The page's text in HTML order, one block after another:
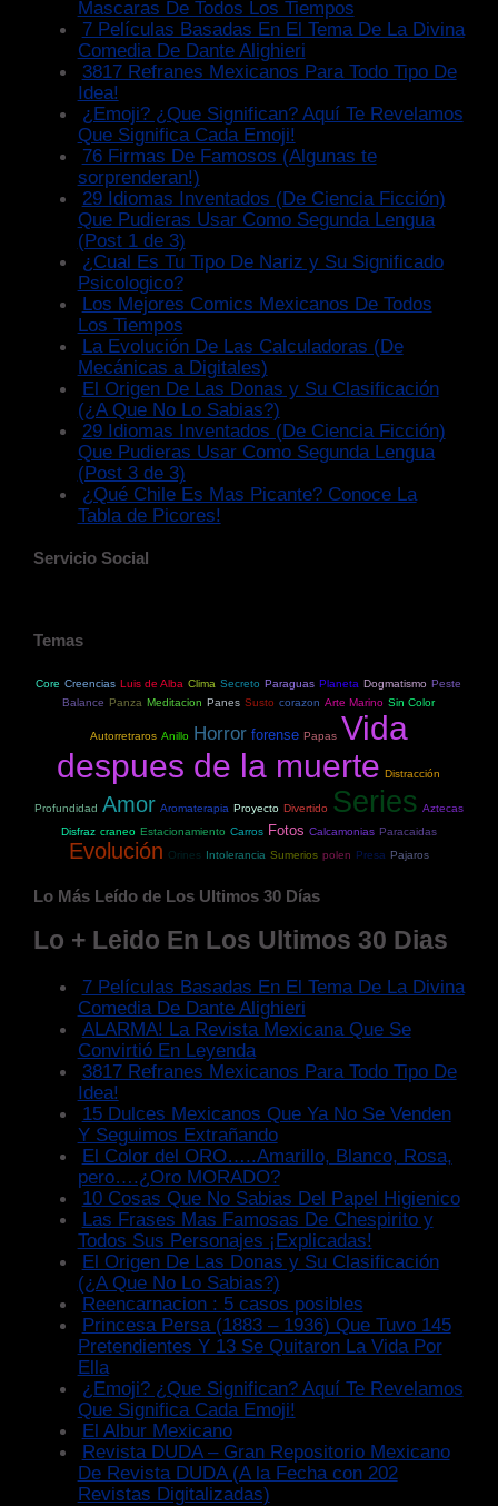
Mascaras De Todos Los Tiempos
7 Películas Basadas En El Tema De La Divina
Comedia De Dante Alighieri
3817 Refranes Mexicanos Para Todo Tipo De
Idea!
¿Emoji? ¿Que Significan? Aquí Te Revelamos
Que Significa Cada Emoji!
76 Firmas De Famosos (Algunas te
sorprenderan!)
29 Idiomas Inventados (De Ciencia Ficción)
Que Pudieras Usar Como Segunda Lengua
(Post 1 de 3)
¿Cual Es Tu Tipo De Nariz y Su Significado
Psicologico?
Los Mejores Comics Mexicanos De Todos
Los Tiempos
La Evolución De Las Calculadoras (De
Mecánicas a Digitales)
El Origen De Las Donas y Su Clasificación
(¿A Que No Lo Sabias?)
29 Idiomas Inventados (De Ciencia Ficción)
Que Pudieras Usar Como Segunda Lengua
(Post 3 de 3)
¿Qué Chile Es Mas Picante? Conoce La
Tabla de Picores!
Servicio Social
Temas
Core Creencias Luis de Alba Clima Secreto Paraguas Planeta Dogmatismo Peste
Balance Panza Meditacion Panes Susto corazon Arte Marino Sin Color
Autorretraros Anillo Horror forense Papas Vida
despues de la muerte Distracción
Profundidad Amor Aromaterapia Proyecto Divertido Series Aztecas
Disfraz craneo Estacionamiento Carros Fotos Calcamonias Paracaidas
Evolución Orines Intolerancia Sumerios polen Presa Pajaros
Lo Más Leído de Los Ultimos 30 Días
Lo + Leido En Los Ultimos 30 Dias
7 Películas Basadas En El Tema De La Divina
Comedia De Dante Alighieri
ALARMA! La Revista Mexicana Que Se
Convirtió En Leyenda
3817 Refranes Mexicanos Para Todo Tipo De
Idea!
15 Dulces Mexicanos Que Ya No Se Venden
Y Seguimos Extrañando
El Color del ORO…..Amarillo, Blanco, Rosa,
pero….¿Oro MORADO?
10 Cosas Que No Sabias Del Papel Higienico
Las Frases Mas Famosas De Chespirito y
Todos Sus Personajes ¡Explicadas!
El Origen De Las Donas y Su Clasificación
(¿A Que No Lo Sabias?)
Reencarnacion : 5 casos posibles
Princesa Persa (1883 – 1936) Que Tuvo 145
Pretendientes Y 13 Se Quitaron La Vida Por
Ella
¿Emoji? ¿Que Significan? Aquí Te Revelamos
Que Significa Cada Emoji!
El Albur Mexicano
Revista DUDA – Gran Repositorio Mexicano
De Revista DUDA (A la Fecha con 202
Revistas Digitalizadas)